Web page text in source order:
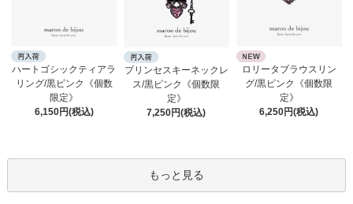
ハートゴシックティアラ
リング/黒ピンク《個数
限定》
6,150円(税込)
プリンセスキーネックレ
ス/黒ピンク《個数限
定》
7,250円(税込)
ロリータブラウスリン
グ/黒ピンク《個数限
定》
6,250円(税込)
もっと見る